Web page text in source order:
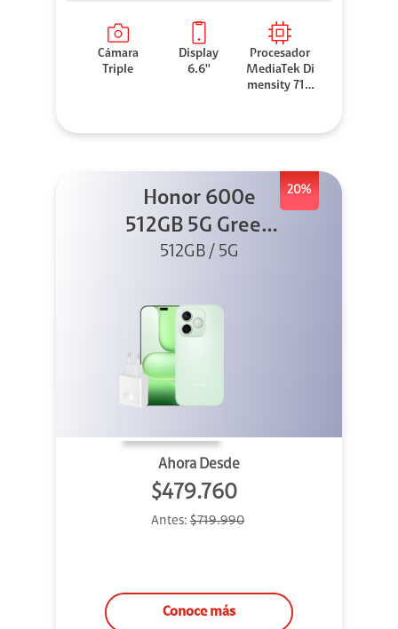
Cámara
Triple
Display
6.6''
Procesador
MediaTek Di
mensity 710
20%
Honor 600e
512GB 5G Green
+ 45W
512GB / 5G
Ahora Desde
$479.760
Antes: $719.990
Conoce más